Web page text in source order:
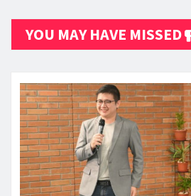
YOU MAY HAVE MISSED